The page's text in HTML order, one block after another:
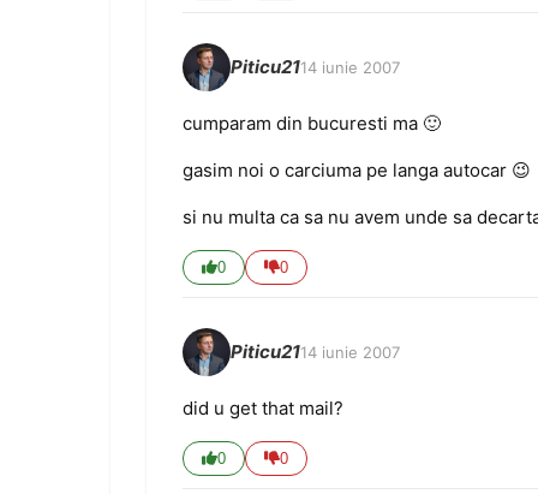
Piticu2114 iunie 2007
cumparam din bucuresti ma 🙂
gasim noi o carciuma pe langa autocar 😉
si nu multa ca sa nu avem unde sa
0 0
Piticu2114 iunie 2007
did u get that mail?
0 0